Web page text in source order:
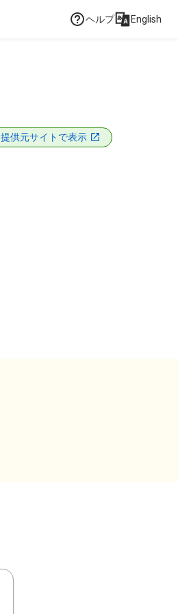
ヘルプ English
提供元サイトで表示